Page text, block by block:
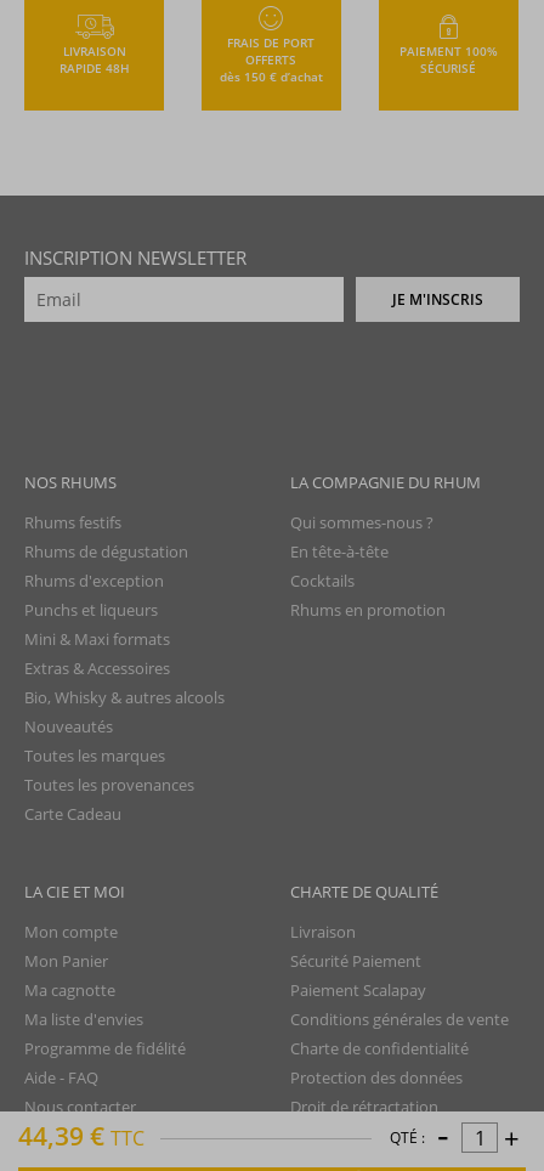
44,39 € TTC QTÉ : - +
LIVRAISON
RAPIDE 48H
FRAIS DE PORT
OFFERTS
dès 150 € d’achat
PAIEMENT 100%
SÉCURISÉ
INSCRIPTION NEWSLETTER
JE M'INSCRIS
NOS RHUMS
Rhums festifs
Rhums de dégustation
Rhums d'exception
Punchs et liqueurs
Mini & Maxi formats
Extras & Accessoires
Bio, Whisky & autres alcools
Nouveautés
Toutes les marques
Toutes les provenances
Carte Cadeau
LA COMPAGNIE DU RHUM
Qui sommes-nous ?
En tête-à-tête
Cocktails
Rhums en promotion
LA CIE ET MOI
Mon compte
Mon Panier
Ma cagnotte
Ma liste d'envies
Programme de fidélité
Aide - FAQ
Nous contacter
CHARTE DE QUALITÉ
Livraison
Sécurité Paiement
Paiement Scalapay
Conditions générales de vente
Charte de confidentialité
Protection des données
Droit de rétractation
Mentions légales
Plan du site